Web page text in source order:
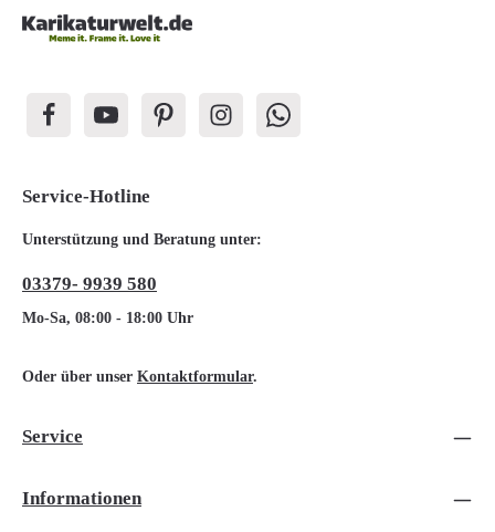
Service-Hotline
Unterstützung und Beratung unter:
03379- 9939 580
Mo-Sa, 08:00 - 18:00 Uhr
Oder über unser Kontaktformular.
Service
Informationen